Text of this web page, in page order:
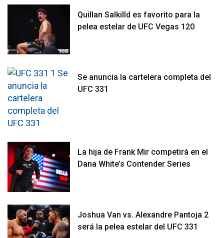
Quillan Salkilld es favorito para la
pelea estelar de UFC Vegas 120
Se anuncia la cartelera completa del
UFC 331
La hija de Frank Mir competirá en el
Dana White’s Contender Series
Joshua Van vs. Alexandre Pantoja 2
será la pelea estelar del UFC 331